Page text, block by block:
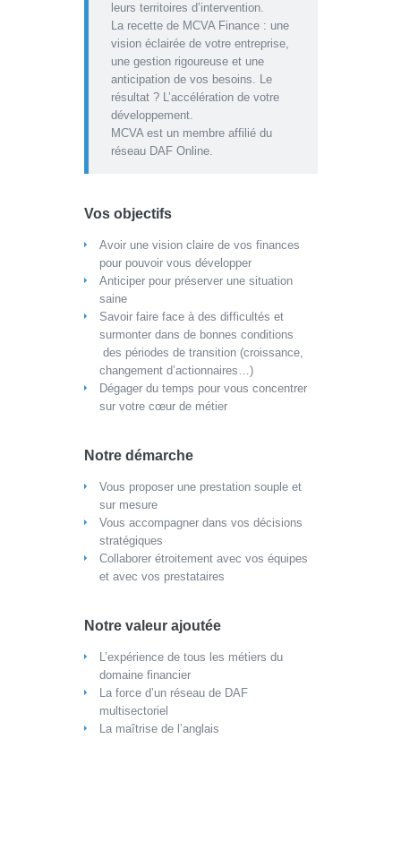
leurs territoires d’intervention.
La recette de MCVA Finance : une
vision éclairée de votre entreprise,
une gestion rigoureuse et une
anticipation de vos besoins. Le
résultat ? L’accélération de votre
développement.
MCVA est un membre affilié du
réseau DAF Online.
Vos objectifs
Avoir une vision claire de vos finances
pour pouvoir vous développer
Anticiper pour préserver une situation
saine
Savoir faire face à des difficultés et
surmonter dans de bonnes conditions
des périodes de transition (croissance,
changement d’actionnaires…)
Dégager du temps pour vous concentrer
sur votre cœur de métier
Notre démarche
Vous proposer une prestation souple et
sur mesure
Vous accompagner dans vos décisions
stratégiques
Collaborer étroitement avec vos équipes
et avec vos prestataires
Notre valeur ajoutée
L’expérience de tous les métiers du
domaine financier
La force d’un réseau de DAF
multisectoriel
La maîtrise de l’anglais